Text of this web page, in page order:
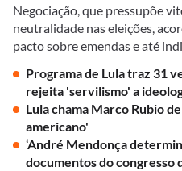
Negociação, que pressupõe
neutralidade nas eleições,
pacto sobre emendas e até
Programa de Lula traz 31
rejeita 'servilismo' a
Lula chama Marco Rubio
americano'
‘André Mendonça
documentos do congresso